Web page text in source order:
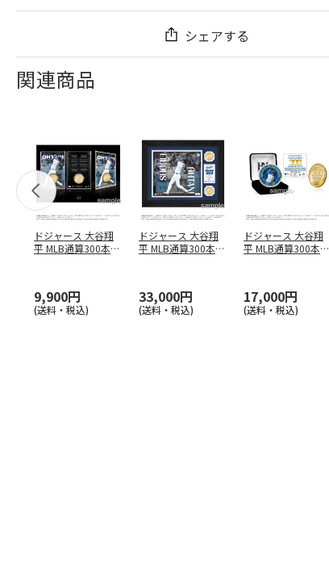
シェアする
関連商品
ドジャース 大谷翔
平 MLB通算300本塁
9,900円
(送料・税込)
ドジャース 大谷翔
平 MLB通算300本塁
33,000円
(送料・税込)
ドジャース 大谷翔
平 MLB通算300本塁
17,000円
(送料・税込)